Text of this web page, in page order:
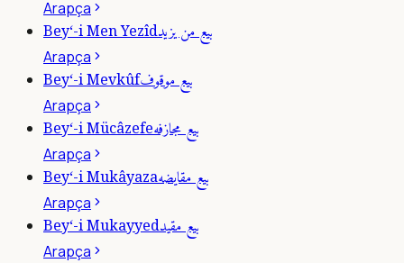
Arapça
Bey‘-i Men Yezîdبيع من يزيد
Arapça
Bey‘-i Mevkûfبيع موقوف
Arapça
Bey‘-i Mücâzefeبيع مجازفه
Arapça
Bey‘-i Mukâyazaبيع مقايضه
Arapça
Bey‘-i Mukayyedبيع مقيد
Arapça